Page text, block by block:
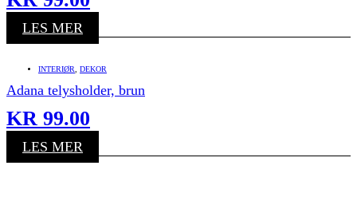
LES MER
INTERIØR DEKOR
Adana telysholder, brun
KR 99.00
LES MER